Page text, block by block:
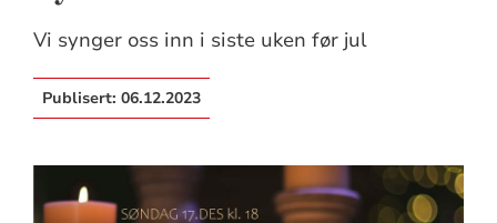
Vi synger oss inn i siste uken før jul
Publisert: 06.12.2023